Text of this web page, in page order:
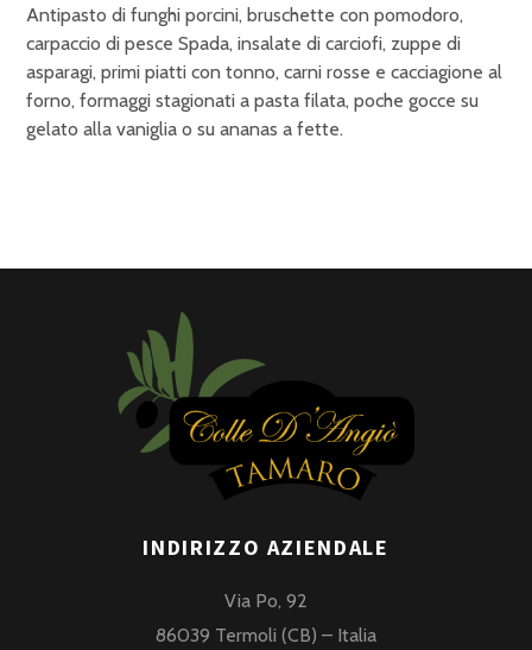
Antipasto di funghi porcini, bruschette con pomodoro,
carpaccio di pesce Spada, insalate di carciofi, zuppe di
asparagi, primi piatti con tonno, carni rosse e cacciagione al
forno, formaggi stagionati a pasta filata, poche gocce su
gelato alla vaniglia o su ananas a fette.
INDIRIZZO AZIENDALE
Via Po, 92
86039 Termoli (CB) – Italia